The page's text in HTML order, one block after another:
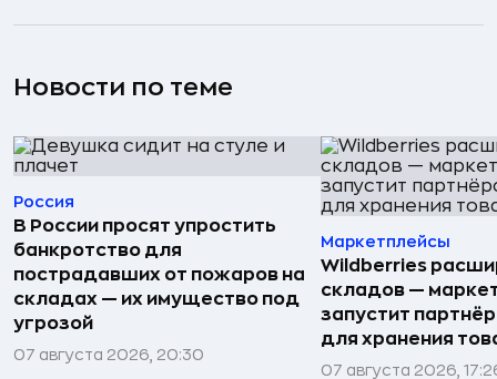
Новости по теме
Россия
В России просят упростить
банкротство для
пострадавших от пожаров на
складах — их имущество под
угрозой
07 августа 2026, 20:30
Маркетплейсы
Wildberries
складов —
запустит
для хранения
07 августа 2026,